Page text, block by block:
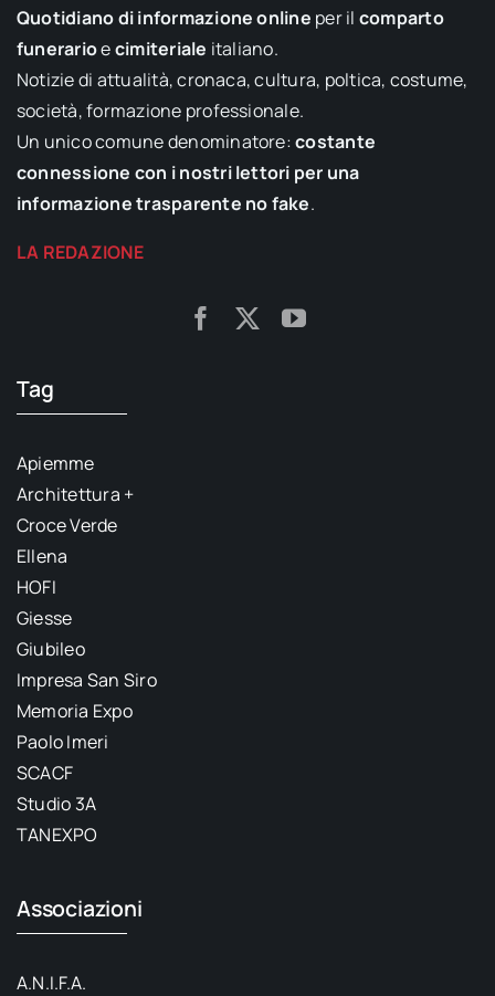
Quotidiano di informazione online per il comparto
funerarioecimiteriale italiano.
Notizie di attualità, cronaca, cultura, poltica, costume,
società, formazione professionale.
Un unico comune denominatore:costante
connessione con i nostri lettori per una
informazione trasparente no fake.
LA REDAZIONE
Tag
Apiemme
Architettura +
Croce Verde
Ellena
HOFI
Giesse
Giubileo
Impresa San Siro
Memoria Expo
Paolo Imeri
SCACF
Studio 3A
TANEXPO
Associazioni
A.N.I.F.A.